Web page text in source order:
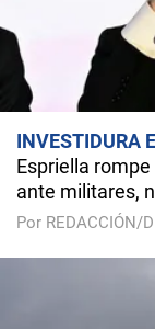
INVESTIDURA
Espriella
ante militares,
Por REDACCIÓN/